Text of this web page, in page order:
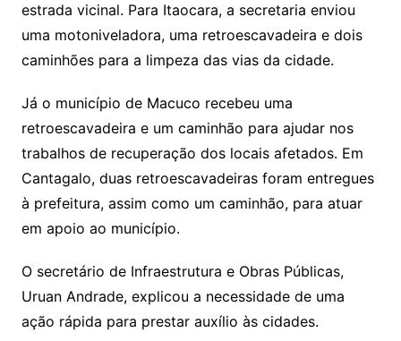
estrada vicinal. Para Itaocara, a secretaria enviou
uma motoniveladora, uma retroescavadeira e dois
caminhões para a limpeza das vias da cidade.
Já o município de Macuco recebeu uma
retroescavadeira e um caminhão para ajudar nos
trabalhos de recuperação dos locais afetados. Em
Cantagalo, duas retroescavadeiras foram entregues
à prefeitura, assim como um caminhão, para atuar
em apoio ao município.
O secretário de Infraestrutura e Obras Públicas,
Uruan Andrade, explicou a necessidade de uma
ação rápida para prestar auxílio às cidades.